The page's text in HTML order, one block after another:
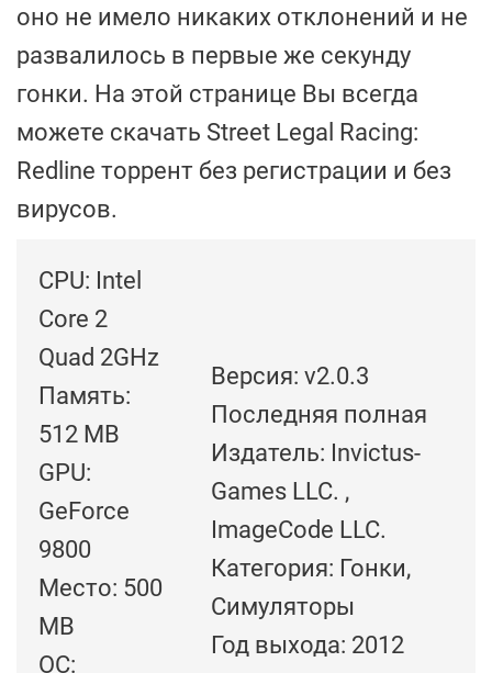
оно не имело никаких отклонений и не
развалилось в первые же секунду
гонки. На этой странице Вы всегда
можете скачать Street Legal Racing:
Redline торрент без регистрации и без
вирусов.
CPU: Intel
Core 2
Quad 2GHz
Память:
512 MB
GPU:
GeForce
9800
Место: 500
MB
ОС:
Версия: v2.0.3
Последняя полная
Издатель: Invictus-
Games LLC. ,
ImageCode LLC.
Категория: Гонки,
Симуляторы
Год выхода: 2012